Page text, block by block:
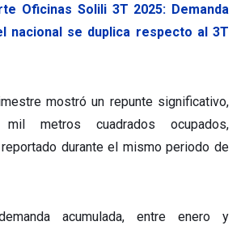
Oficinas Solili 3T 2025: Demanda
nacional se duplica respecto al 3T
mostró un repunte significativo,
metros cuadrados ocupados,
durante el mismo periodo de
acumulada, entre enero y